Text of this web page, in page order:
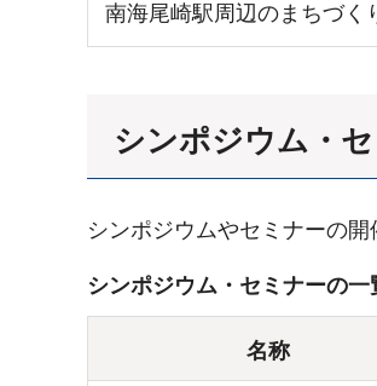
南海尾崎駅周辺のまちづく
シンポジウム・
シンポジウムやセミナーの開
シンポジウム・セミナーの一
名称